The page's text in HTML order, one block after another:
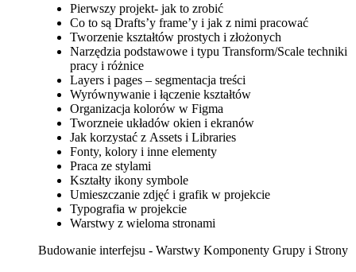
Pierwszy projekt- jak to zrobić
Co to są Drafts’y frame’y i jak z nimi pracować
Tworzenie kształtów prostych i złożonych
Narzędzia podstawowe i typu Transform/Scale techniki
pracy i różnice
Layers i pages – segmentacja treści
Wyrównywanie i łączenie kształtów
Organizacja kolorów w Figma
Tworzneie układów okien i ekranów
Jak korzystać z Assets i Libraries
Fonty, kolory i inne elementy
Praca ze stylami
Kształty ikony symbole
Umieszczanie zdjęć i grafik w projekcie
Typografia w projekcie
Warstwy z wieloma stronami
Budowanie interfejsu - Warstwy Komponenty Grupy i Strony